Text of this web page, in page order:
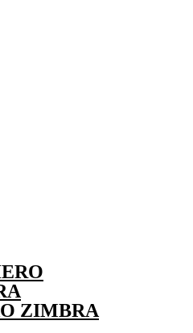
ZIMBRA